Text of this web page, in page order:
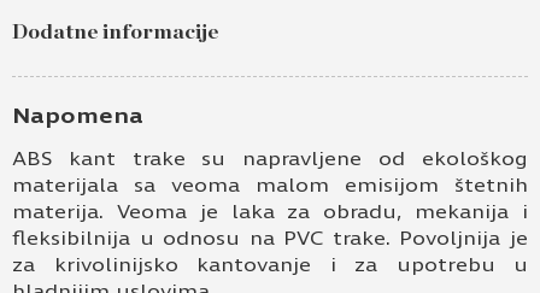
Dodatne informacije
Napomena
ABS kant trake su napravljene od ekološkog
materijala sa veoma malom emisijom štetnih
materija. Veoma je laka za obradu, mekanija i
fleksibilnija u odnosu na PVC trake. Povoljnija je
za krivolinijsko kantovanje i za upotrebu u